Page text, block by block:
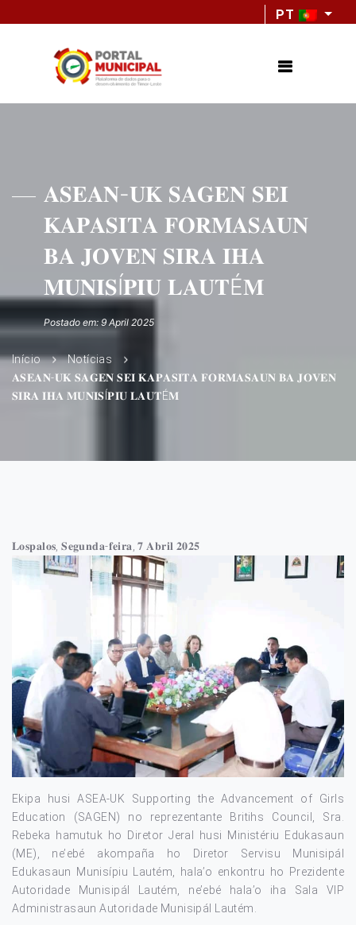
PT
𝐀𝐒𝐄𝐀𝐍-𝐔𝐊 𝐒𝐀𝐆𝐄𝐍 𝐒𝐄𝐈
𝐊𝐀𝐏𝐀𝐒𝐈𝐓𝐀 𝐅𝐎𝐑𝐌𝐀𝐒𝐀𝐔𝐍
𝐁𝐀 𝐉𝐎𝐕𝐄𝐍 𝐒𝐈𝐑𝐀 𝐈𝐇𝐀
𝐌𝐔𝐍𝐈𝐒Í𝐏𝐈𝐔 𝐋𝐀𝐔𝐓É𝐌
Postado em: 9 April 2025
Início
Notícias
𝐀𝐒𝐄𝐀𝐍-𝐔𝐊 𝐒𝐀𝐆𝐄𝐍 𝐒𝐄𝐈 𝐊𝐀𝐏𝐀𝐒𝐈𝐓𝐀 𝐅𝐎𝐑𝐌𝐀𝐒𝐀𝐔𝐍 𝐁𝐀 𝐉𝐎𝐕𝐄𝐍
𝐒𝐈𝐑𝐀 𝐈𝐇𝐀 𝐌𝐔𝐍𝐈𝐒Í𝐏𝐈𝐔 𝐋𝐀𝐔𝐓É𝐌
𝐋𝐨𝐬𝐩𝐚𝐥𝐨𝐬, 𝐒𝐞𝐠𝐮𝐧𝐝𝐚-𝐟𝐞𝐢𝐫𝐚, 𝟕 𝐀𝐛𝐫𝐢𝐥 𝟐𝟎𝟐𝟓
Ekipa husi ASEA-UK Supporting the Advancement of Girls
Education (SAGEN) no reprezentante Britihs Council, Sra.
Rebeka hamutuk ho Diretor Jeral husi Ministériu Edukasaun
(ME), ne’ebé akompaña ho Diretor Servisu Munisipál
Edukasaun Munisípiu Lautém, hala’o enkontru ho Prezidente
Autoridade Munisipál Lautém, ne’ebé hala’o iha Sala VIP
Administrasaun Autoridade Munisipál Lautém.